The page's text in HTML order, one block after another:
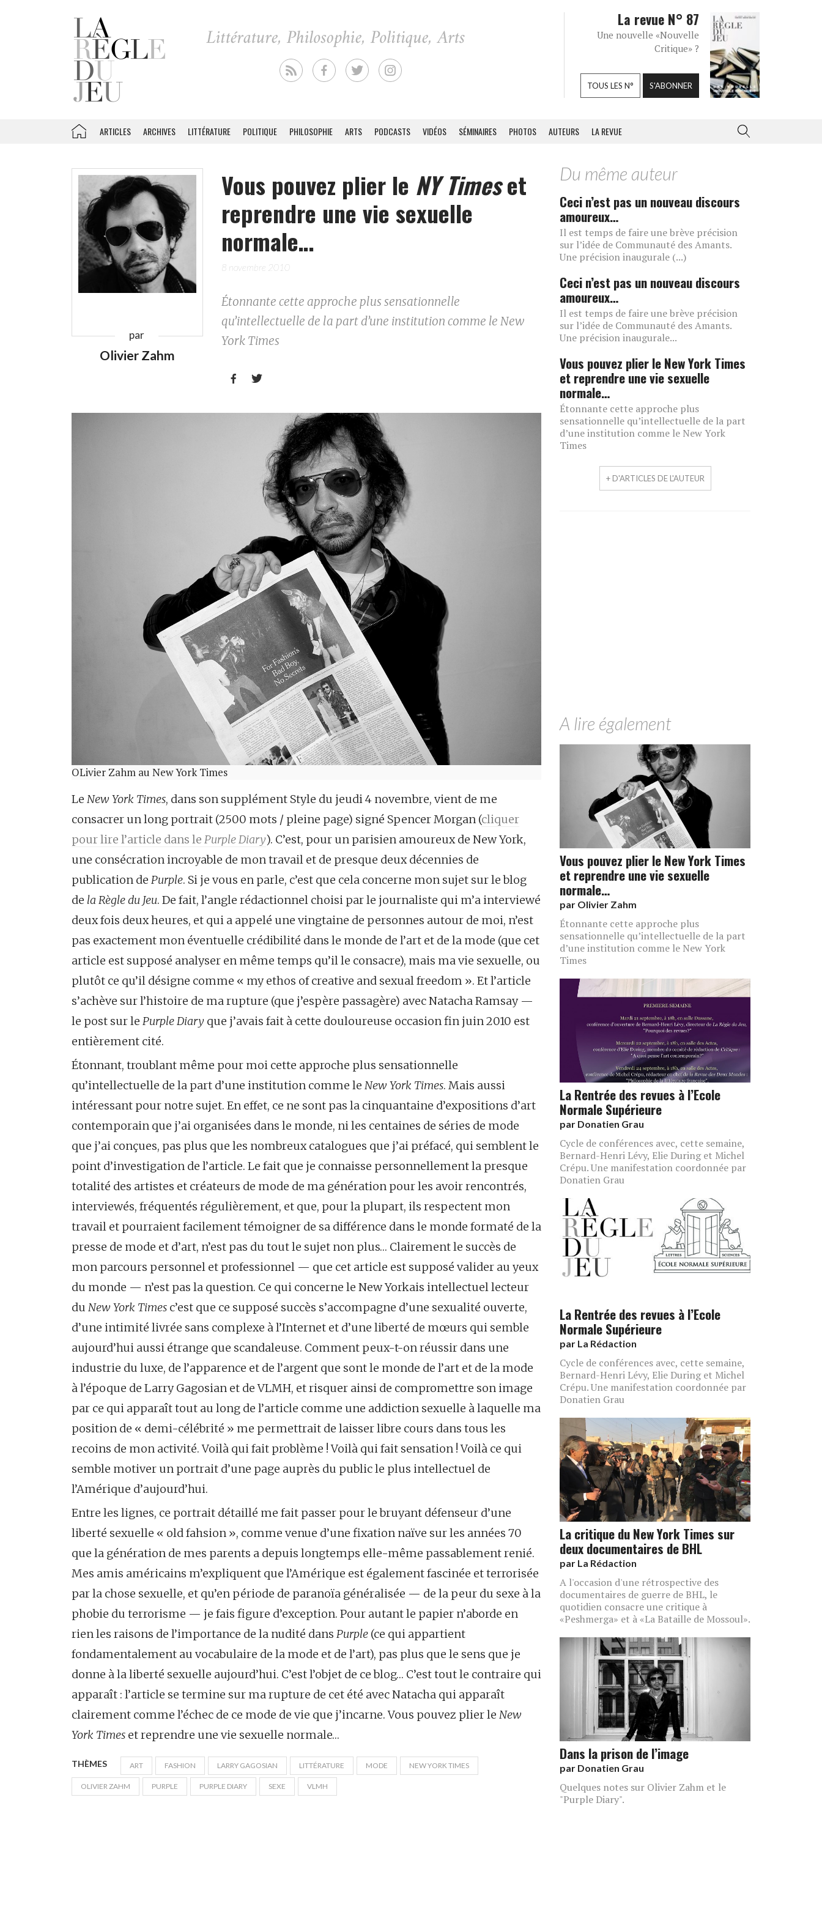
La revue N° 87
Une nouvelle «Nouvelle
Critique» ?
TOUS LES N° S'ABONNER
ARTICLES ARCHIVES LITTÉRATURE POLITIQUE PHILOSOPHIE ARTS PODCASTS VIDÉOS SÉMINAIRES PHOTOS AUTEURS LA REVUE
par
Olivier Zahm
Vous pouvez plier le NY Timeset
reprendre une vie sexuelle
normale…
8 novembre 2010
Étonnante cette approche plus sensationnelle
qu’intellectuelle de la part d’une institution comme le New
York Times
 
OLivier Zahm au New York Times
Le New York Times, dans son supplément Style du jeudi 4 novembre, vient de me
consacrer un long portrait (2500 mots / pleine page) signé Spencer Morgan (cliquer
pour lire l’article dans le Purple Diary). C’est, pour un parisien amoureux de New York,
une consécration incroyable de mon travail et de presque deux décennies de
publication de Purple. Si je vous en parle, c’est que cela concerne mon sujet sur le blog
de la Règle du Jeu. De fait, l’angle rédactionnel choisi par le journaliste qui m’a interviewé
deux fois deux heures, et qui a appelé une vingtaine de personnes autour de moi, n’est
pas exactement mon éventuelle crédibilité dans le monde de l’art et de la mode (que cet
article est supposé analyser en même temps qu’il le consacre), mais ma vie sexuelle, ou
plutôt ce qu’il désigne comme « my ethos of creative and sexual freedom ». Et l’article
s’achève sur l’histoire de ma rupture (que j’espère passagère) avec Natacha Ramsay ­—
le post sur le Purple Diary que j’avais fait à cette douloureuse occasion fin juin 2010 est
entièrement cité.
Étonnant, troublant même pour moi cette approche plus sensationnelle
qu’intellectuelle de la part d’une institution comme le New York Times. Mais aussi
intéressant pour notre sujet. En effet, ce ne sont pas la cinquantaine d’expositions d’art
contemporain que j’ai organisées dans le monde, ni les centaines de séries de mode
que j’ai conçues, pas plus que les nombreux catalogues que j’ai préfacé, qui semblent le
point d’investigation de l’article. Le fait que je connaisse personnellement la presque
totalité des artistes et créateurs de mode de ma génération pour les avoir rencontrés,
interviewés, fréquentés régulièrement, et que, pour la plupart, ils respectent mon
travail et pourraient facilement témoigner de sa différence dans le monde formaté de la
presse de mode et d’art, n’est pas du tout le sujet non plus… Clairement le succès de
mon parcours personnel et professionnel — que cet article est supposé valider au yeux
du monde — n’est pas la question. Ce qui concerne le New Yorkais intellectuel lecteur
du New York Times c’est que ce supposé succès s’accompagne d’une sexualité ouverte,
d’une intimité livrée sans complexe à l’Internet et d’une liberté de mœurs qui semble
aujourd’hui aussi étrange que scandaleuse. Comment peux-t-on réussir dans une
industrie du luxe, de l’apparence et de l’argent que sont le monde de l’art et de la mode
à l’époque de Larry Gagosian et de VLMH, et risquer ainsi de compromettre son image
par ce qui apparaît tout au long de l’article comme une addiction sexuelle à laquelle ma
position de « demi-célébrité » me permettrait de laisser libre cours dans tous les
recoins de mon activité. Voilà qui fait problème ! Voilà qui fait sensation ! Voilà ce qui
semble motiver un portrait d’une page auprès du public le plus intellectuel de
l’Amérique d’aujourd’hui.
Entre les lignes, ce portrait détaillé me fait passer pour le bruyant défenseur d’une
liberté sexuelle « old fahsion », comme venue d’une fixation naïve sur les années 70
que la génération de mes parents a depuis longtemps elle-même passablement renié.
Mes amis américains m’expliquent que l’Amérique est également fascinée et terrorisée
par la chose sexuelle, et qu’en période de paranoïa généralisée — de la peur du sexe à la
phobie du terrorisme — je fais figure d’exception. Pour autant le papier n’aborde en
rien les raisons de l’importance de la nudité dans Purple (ce qui appartient
fondamentalement au vocabulaire de la mode et de l’art), pas plus que le sens que je
donne à la liberté sexuelle aujourd’hui. C’est l’objet de ce blog… C’est tout le contraire qui
apparaît : l’article se termine sur ma rupture de cet été avec Natacha qui apparaît
clairement comme l’échec de ce mode de vie que j’incarne. Vous pouvez plier le New
York Times et reprendre une vie sexuelle normale…
THÈMES ART FASHION LARRY GAGOSIAN LITTÉRATURE MODE NEW YORK TIMES
OLIVIER ZAHM PURPLE PURPLE DIARY SEXE VLMH
Du même auteur
Ceci n’est pas un nouveau discours
amoureux…
Il est temps de faire une brève précision
sur l’idée de Communauté des Amants.
Une précision inaugurale (...)
Ceci n’est pas un nouveau discours
amoureux…
Il est temps de faire une brève précision
sur l’idée de Communauté des Amants.
Une précision inaugurale...
Vous pouvez plier le New York Times
et reprendre une vie sexuelle
normale…
Étonnante cette approche plus
sensationnelle qu’intellectuelle de la part
d’une institution comme le New York
Times
+ D'ARTICLES DE L'AUTEUR
A lire également
Vous pouvez plier le New York Times
et reprendre une vie sexuelle
normale…
par Olivier Zahm
Étonnante cette approche plus
sensationnelle qu’intellectuelle de la part
d’une institution comme le New York
Times
La Rentrée des revues à l’Ecole
Normale Supérieure
par Donatien Grau
Cycle de conférences avec, cette semaine,
Bernard-Henri Lévy, Elie During et Michel
Crépu. Une manifestation coordonnée par
Donatien Grau
La Rentrée des revues à l’Ecole
Normale Supérieure
par La Rédaction
Cycle de conférences avec, cette semaine,
Bernard-Henri Lévy, Elie During et Michel
Crépu. Une manifestation coordonnée par
Donatien Grau
La critique du New York Times sur
deux documentaires de BHL
par La Rédaction
A l'occasion d'une rétrospective des
documentaires de guerre de BHL, le
quotidien consacre une critique à
«Peshmerga» et à «La Bataille de Mossoul».
Dans la prison de l’image
par Donatien Grau
Quelques notes sur Olivier Zahm et le
"Purple Diary".